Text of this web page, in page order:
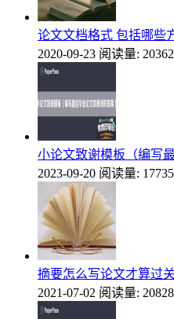
论文文档格式 包括哪些
2020-09-23 阅读量: 20362
小论文致谢模板（编写
2023-09-20 阅读量: 17735
摘要怎么写论文才算过关
2021-07-02 阅读量: 20828